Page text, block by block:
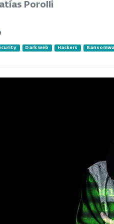
Porolli
Dark web Hackers